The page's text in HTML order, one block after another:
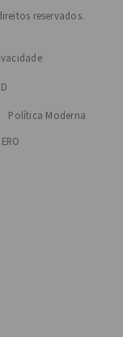
reservados.
Política Moderna